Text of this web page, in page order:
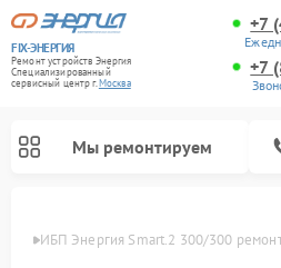
FIX-ЭНЕРГИЯ
Ремонт устройств Энергия
Специализированный
cервисный центр г.Москва
+7
+7
Мы ремонтируем
ИБП Энергия Smart.2 300/300